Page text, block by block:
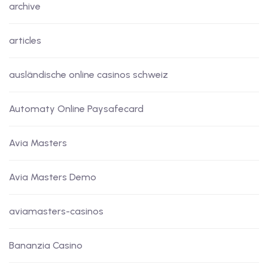
archive
articles
ausländische online casinos schweiz
Automaty Online Paysafecard
Avia Masters
Avia Masters Demo
aviamasters-casinos
Bananzia Casino